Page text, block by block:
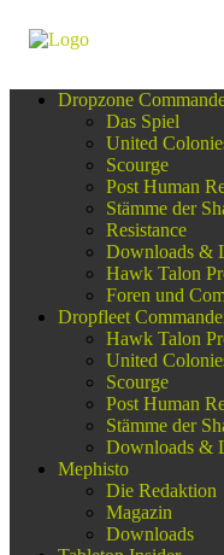
Dropzone
Das Spiel
United
Scourge
Post Human
Stämme der
Resistance
Downloads &
Hawk Talon
Foren und
Dropfleet
Hawk Talon
United
Scourge
Post Human
Stämme der
Downloads &
Mephisto
Die Redaktion
Magazin
Downloads